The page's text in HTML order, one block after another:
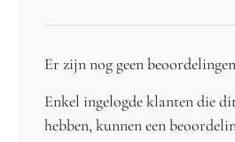
Er zijn nog geen
Enkel ingelogde klanten die
hebben, kunnen een